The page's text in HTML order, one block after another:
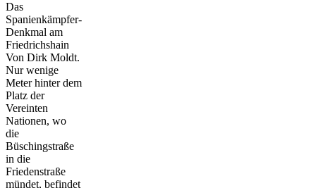
Das
Spanienkämpfer-
Denkmal am
Friedrichshain
Von Dirk Moldt.
Nur wenige
Meter hinter dem
Platz der
Vereinten
Nationen, wo
die
Büschingstraße
in die
Friedenstraße
mündet, befindet